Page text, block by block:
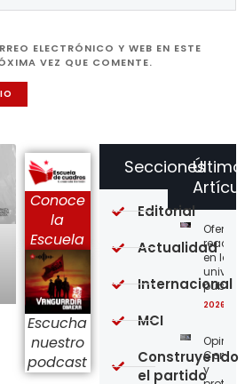
ELECTRÓNICO Y WEB EN ESTE
VEZ QUE COMENTE.
Conoce
la
Escuela
Escucha
nuestro
podcast
en las
2026-
y
Secciones
Editorial
Actualidad
Internacional
MCI
Construyendo
el partido